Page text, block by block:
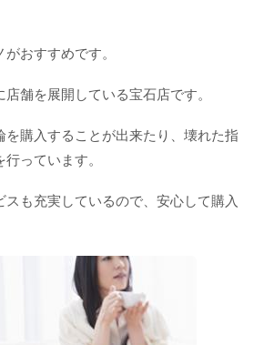
おすすめです。
舗を展開している宝石店です。
を購入することが出来たり、壊れた指
っています。
スも充実しているので、安心して購入